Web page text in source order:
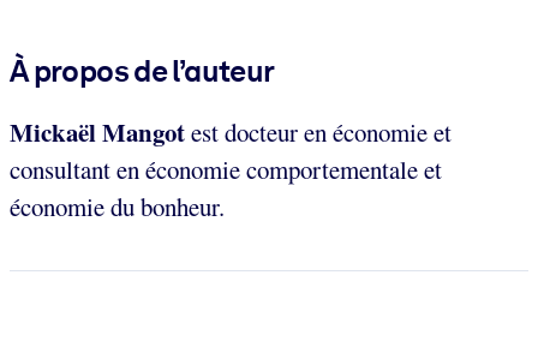
À propos de l’auteur
Mickaël Mangotest docteur en économie et
consultant en économie comportementale et
économie du bonheur.